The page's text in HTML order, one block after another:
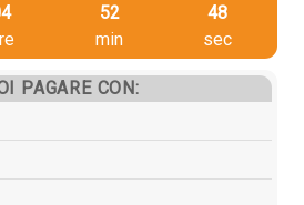
52
min
47
sec
PAGARE CON: